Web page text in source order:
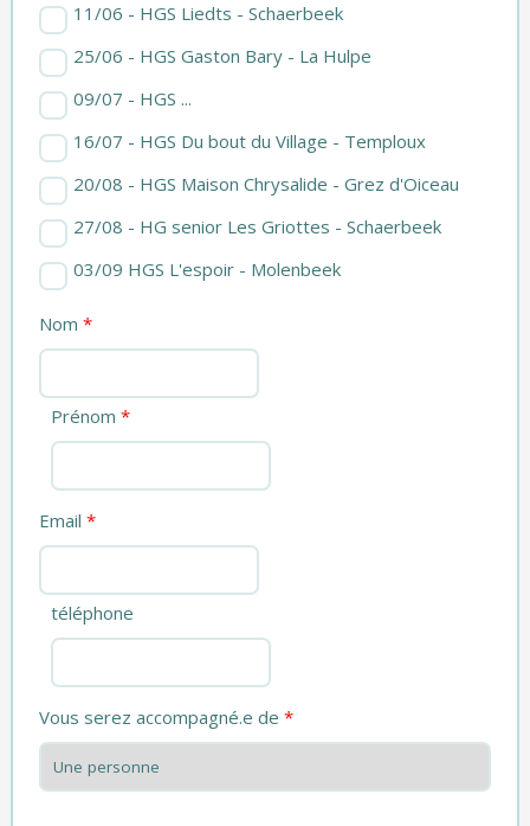
11/06 - HGS Liedts - Schaerbeek
25/06 - HGS Gaston Bary - La Hulpe
09/07 - HGS ...
16/07 - HGS Du bout du Village - Temploux
20/08 - HGS Maison Chrysalide - Grez d'Oiceau
27/08 - HG senior Les Griottes - Schaerbeek
03/09 HGS L'espoir - Molenbeek
Nom*
Prénom*
Email*
téléphone
Vous serez accompagné.e de*